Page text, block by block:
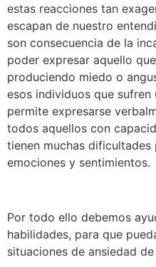
estas reacciones tan
escapan de nuestro
son consecuencia de la
poder expresar aquello
produciendo miedo o
esos individuos que
permite expresarse
todos aquellos con
tienen muchas dificultades
emociones y sentimientos.
Por todo ello debemos
habilidades, para que
situaciones de ansiedad